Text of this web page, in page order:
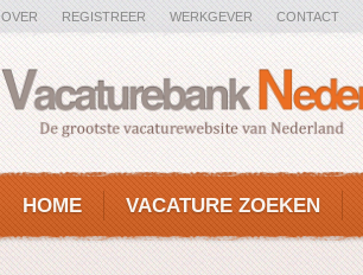
OVER REGISTREER WERKGEVER CONTACT
HOME VACATURE ZOEKEN